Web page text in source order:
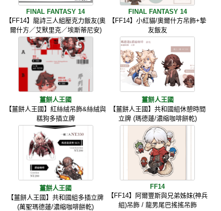
FINAL FANTASY 14
【FF14】龍詩三人組壓克力飯友(奧
爾什方／艾默里克／埃斯蒂尼安)
FINAL FANTASY 14
【FF14】小紅貓/奧爾什方吊飾+摯
友飯友
薑餅人王國
【薑餅人王國】紅絲絨吊飾&絲絨與
糕狗多插立牌
薑餅人王國
【薑餅人王國】共和國組休憩時間
立牌 (瑪德蓮/濃縮咖啡餅乾)
薑餅人王國
【薑餅人王國】共和國組多插立牌
(萬聖瑪德蓮/濃縮咖啡餅乾)
FF14
【FF14】阿爾豐斯與兄弟姊妹(神兵
組)吊飾 / 龍男尾巴搖搖吊飾